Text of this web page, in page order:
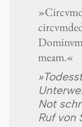
meam.«
Not
Ruf von